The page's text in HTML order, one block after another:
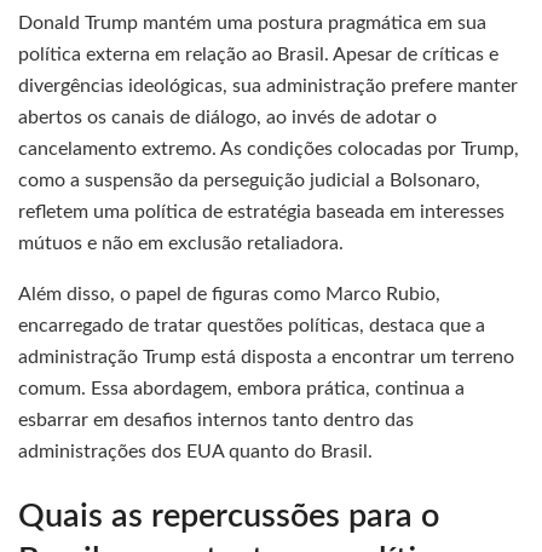
Donald Trump mantém uma postura pragmática em sua
política externa em relação ao Brasil. Apesar de críticas e
divergências ideológicas, sua administração prefere manter
abertos os canais de diálogo, ao invés de adotar o
cancelamento extremo. As condições colocadas por Trump,
como a suspensão da perseguição judicial a Bolsonaro,
refletem uma política de estratégia baseada em interesses
mútuos e não em exclusão retaliadora.
Além disso, o papel de figuras como Marco Rubio,
encarregado de tratar questões políticas, destaca que a
administração Trump está disposta a encontrar um terreno
comum. Essa abordagem, embora prática, continua a
esbarrar em desafios internos tanto dentro das
administrações dos EUA quanto do Brasil.
Quais as repercussões para o